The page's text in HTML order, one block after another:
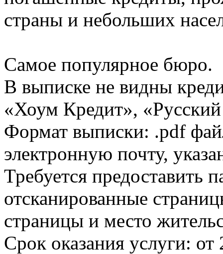
страны и небольших
Самое популярное бюро.
В выписке не видны
«Хоум Кредит»,
Формат выписки: .pdf
электронную почту,
Требуется предоставить
отсканированные
страницы и место
Срок оказания услуги: от